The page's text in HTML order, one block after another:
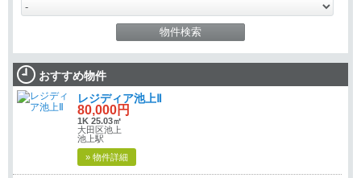
おすすめ物件
レジディア池上Ⅱ
80,000円
1K 25.03㎡
大田区池上
池上駅
» 物件詳細